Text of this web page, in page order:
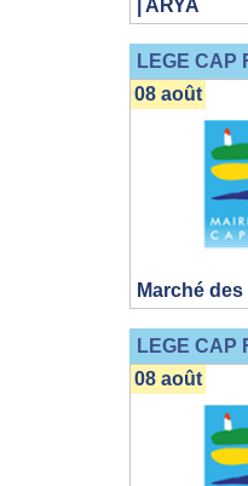
| ARYA
LEGE CAP
Marché
08 août
LEGE CAP
08 août